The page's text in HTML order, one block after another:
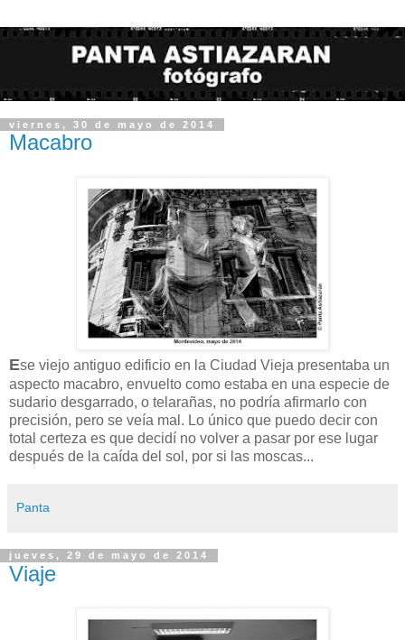
viernes, 30 de mayo de 2014
Macabro
Ese viejo antiguo edificio en la Ciudad Vieja presentaba un
aspecto macabro, envuelto como estaba en una especie de
sudario desgarrado, o telarañas, no podría afirmarlo con
precisión, pero se veía mal. Lo único que puedo decir con
total certeza es que decidí no volver a pasar por ese lugar
después de la caída del sol, por si las moscas...
Panta
jueves, 29 de mayo de 2014
Viaje